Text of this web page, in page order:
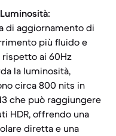
di aggiornamento di
più fluido e
rispetto ai 60Hz
la luminosità,
circa 800 nits in
che può raggiungere
HDR, offrendo una
diretta e una